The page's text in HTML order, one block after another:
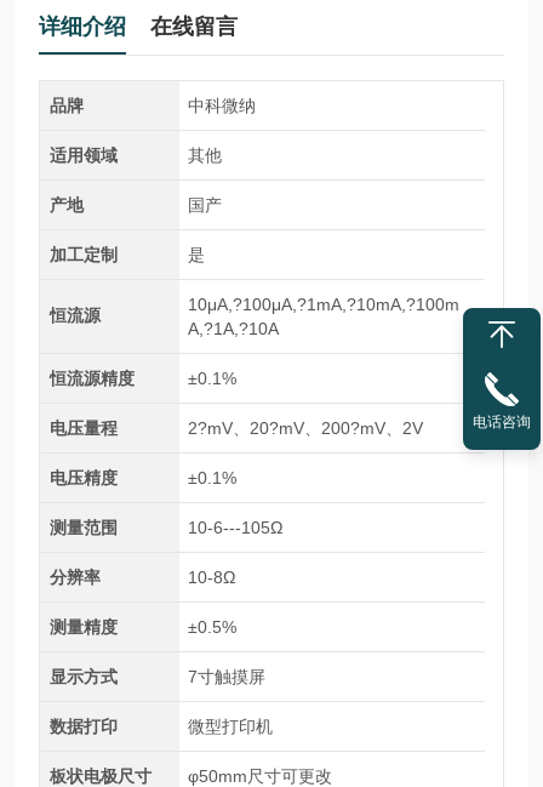
详细介绍 在线留言
品牌 中科微纳
适用领域 其他
产地 国产
加工定制 是
恒流源
10μA,?100μA,?1mA,?10mA,?100m
A,?1A,?10A
恒流源精度 ±0.1%
电压量程 2?mV、20?mV、200?mV、2V
电压精度 ±0.1%
测量范围 10-6---105Ω
分辨率 10-8Ω
测量精度 ±0.5%
显示方式 7寸触摸屏
数据打印 微型打印机
板状电极尺寸 φ50mm尺寸可更改
电话咨询